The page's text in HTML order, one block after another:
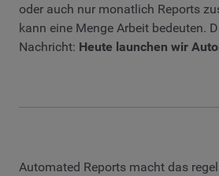
oder auch nur monatlich Reports
kann eine Menge Arbeit bedeuten.
Nachricht: Heute launchen wir
Automated Reports macht das